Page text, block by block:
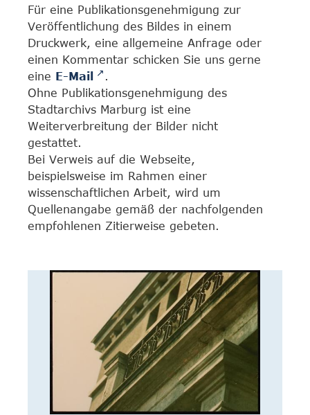
Für eine Publikationsgenehmigung zur
Veröffentlichung des Bildes in einem
Druckwerk, eine allgemeine Anfrage oder
einen Kommentar schicken Sie uns gerne
eine E-Mail
.
Ohne Publikationsgenehmigung des
Stadtarchivs Marburg ist eine
Weiterverbreitung der Bilder nicht
gestattet.
Bei Verweis auf die Webseite,
beispielsweise im Rahmen einer
wissenschaftlichen Arbeit, wird um
Quellenangabe gemäß der nachfolgenden
empfohlenen Zitierweise gebeten.